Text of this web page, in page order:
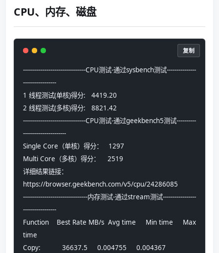
CPU、内存、磁盘
--------------------------------CPU测试-通过sysbench测试---------------
-----------------
1 线程测试(单核)得分:   4419.20
2 线程测试(多核)得分:   8821.42
--------------------------------CPU测试-通过geekbench5测试----------
----------------------
Single Core（单核）得分：   1297
Multi Core（多核）得分：    2519
详细结果链接：
https://browser.geekbench.com/v5/cpu/24286085
---------------------------------内存测试-通过stream测试-----------------
-----------------
Function    Best Rate MB/s  Avg time     Min time     Max
time
Copy:           36637.5     0.004755     0.004367
复制